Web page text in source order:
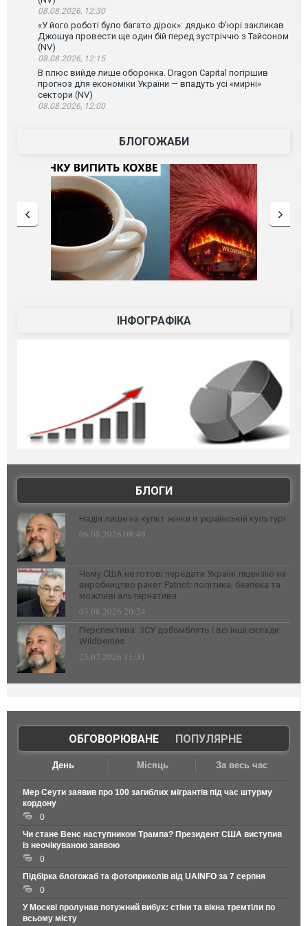
08.08.2026, 12:30
«У його роботі було багато дірок»: дядько Ф’юрі закликав
Джошуа провести ще один бій перед зустріччю з Тайсоном
(NV)
08.08.2026, 12:15
В плюс вийде лише оборонка. Dragon Capital погіршив
прогноз для економіки України — впадуть усі «мирні»
сектори (NV)
08.08.2026, 12:00
БЛОГОЖАБИ
ІНФОГРАФІКА
БЛОГИ
Надія лише на культ жінки в українській культурі
06.08.2026 08:49
Чому США не готові передати Україні ліцензію на
виробництво ракет Patriot: політика, безпека та
можливі альтернативи
03.08.2026 20:24
Перспектива: ЗСУ добомблять і всі інші склади
Wildberries
23.07.2026 11:31
ОБГОВОРЮВАНЕ| ПОПУЛЯРНЕ
День Місяць За весь час
Мер Сеути заявив про 100 загиблих мігрантів під час штурму
кордону
0
Чи стане Венс наступником Трампа? Президент США виступив
із неочікуваною заявою
0
Підбірка блогожаб та фотоприколів від UAINFO за 7 серпня
0
У Москві пролунав потужний вибух: стіни та вікна тремтіли по
всьому місту